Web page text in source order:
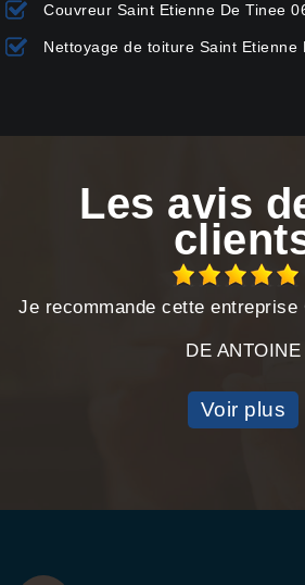
Couvreur Saint Etienne De Tinee
Nettoyage de toiture Saint Etienne
Les avis
Je recommande cette entreprise
DE ANTOINE
Voir plus